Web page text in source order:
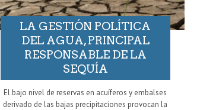
LA GESTIÓN POLÍTICA
DEL AGUA, PRINCIPAL
RESPONSABLE DE LA
SEQUÍA
El bajo nivel de reservas en acuíferos y embalses
derivado de las bajas precipitaciones provocan la